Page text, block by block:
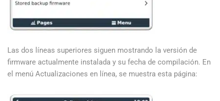
Las dos líneas superiores siguen mostrando la versión de
firmware actualmente instalada y su fecha de compilación. En
el menú Actualizaciones en línea, se muestra esta página: